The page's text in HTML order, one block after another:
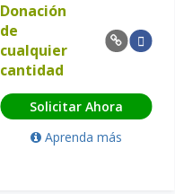
Donación
de
cualquier
cantidad
Solicitar Ahora
Aprenda más